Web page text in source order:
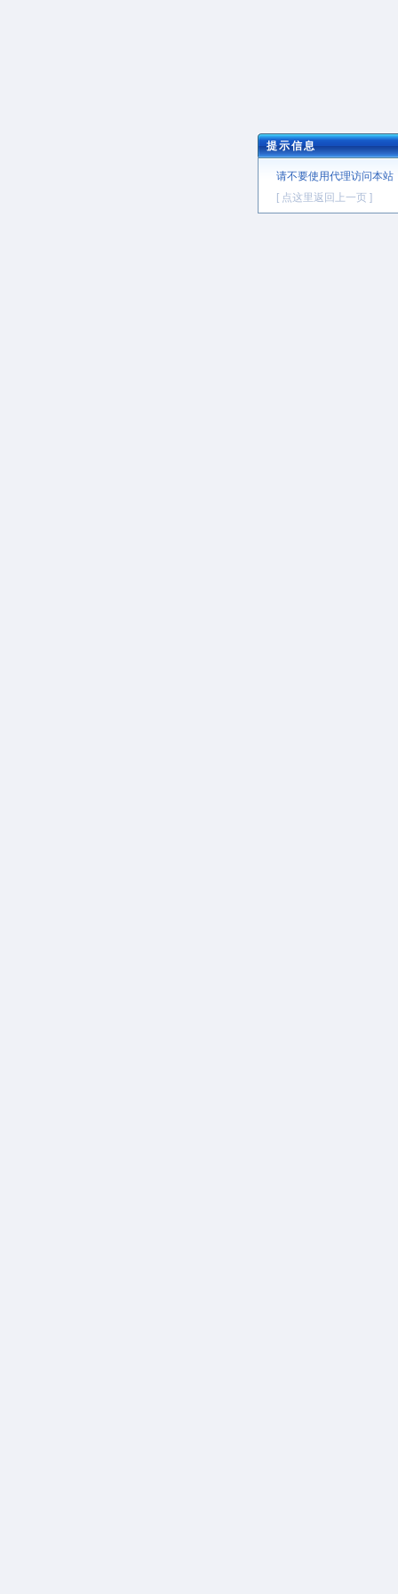
提示信息
请不要使用代理访问本站
[ 点这里返回上一页 ]